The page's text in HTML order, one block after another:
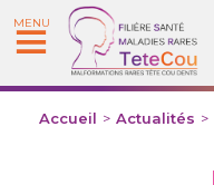
MENU
Accueil > Actualités >